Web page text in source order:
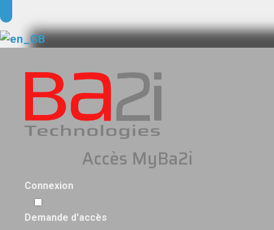
Accès MyBa2i
Connexion
Demande d'accès